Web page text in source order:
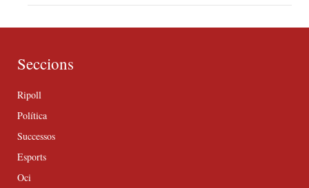
Seccions
Ripoll
Política
Successos
Esports
Oci